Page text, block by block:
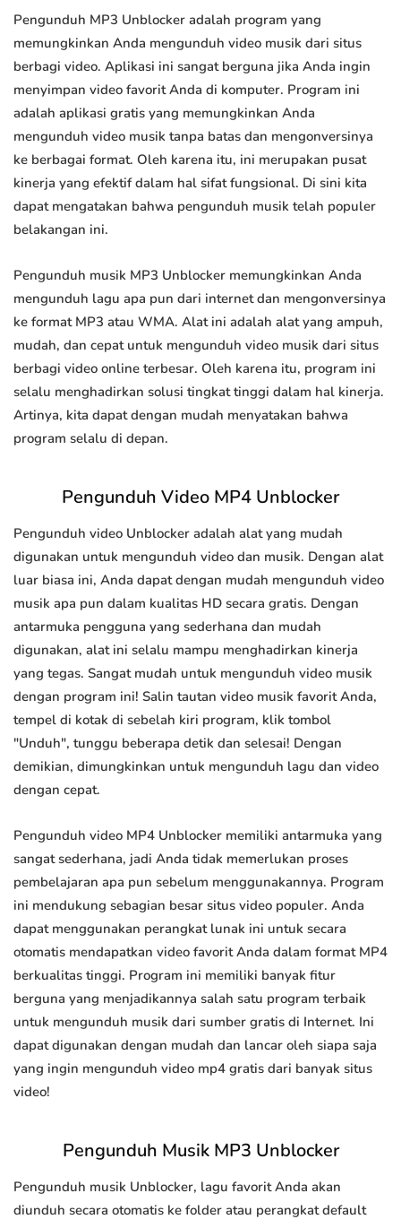
Pengunduh MP3 Unblocker adalah program yang
memungkinkan Anda mengunduh video musik dari situs
berbagi video. Aplikasi ini sangat berguna jika Anda ingin
menyimpan video favorit Anda di komputer. Program ini
adalah aplikasi gratis yang memungkinkan Anda
mengunduh video musik tanpa batas dan mengonversinya
ke berbagai format. Oleh karena itu, ini merupakan pusat
kinerja yang efektif dalam hal sifat fungsional. Di sini kita
dapat mengatakan bahwa pengunduh musik telah populer
belakangan ini.
Pengunduh musik MP3 Unblocker memungkinkan Anda
mengunduh lagu apa pun dari internet dan mengonversinya
ke format MP3 atau WMA. Alat ini adalah alat yang ampuh,
mudah, dan cepat untuk mengunduh video musik dari situs
berbagi video online terbesar. Oleh karena itu, program ini
selalu menghadirkan solusi tingkat tinggi dalam hal kinerja.
Artinya, kita dapat dengan mudah menyatakan bahwa
program selalu di depan.
Pengunduh Video MP4 Unblocker
Pengunduh video Unblocker adalah alat yang mudah
digunakan untuk mengunduh video dan musik. Dengan alat
luar biasa ini, Anda dapat dengan mudah mengunduh video
musik apa pun dalam kualitas HD secara gratis. Dengan
antarmuka pengguna yang sederhana dan mudah
digunakan, alat ini selalu mampu menghadirkan kinerja
yang tegas. Sangat mudah untuk mengunduh video musik
dengan program ini! Salin tautan video musik favorit Anda,
tempel di kotak di sebelah kiri program, klik tombol
"Unduh", tunggu beberapa detik dan selesai! Dengan
demikian, dimungkinkan untuk mengunduh lagu dan video
dengan cepat.
Pengunduh video MP4 Unblocker memiliki antarmuka yang
sangat sederhana, jadi Anda tidak memerlukan proses
pembelajaran apa pun sebelum menggunakannya. Program
ini mendukung sebagian besar situs video populer. Anda
dapat menggunakan perangkat lunak ini untuk secara
otomatis mendapatkan video favorit Anda dalam format MP4
berkualitas tinggi. Program ini memiliki banyak fitur
berguna yang menjadikannya salah satu program terbaik
untuk mengunduh musik dari sumber gratis di Internet. Ini
dapat digunakan dengan mudah dan lancar oleh siapa saja
yang ingin mengunduh video mp4 gratis dari banyak situs
video!
Pengunduh Musik MP3 Unblocker
Pengunduh musik Unblocker, lagu favorit Anda akan
diunduh secara otomatis ke folder atau perangkat default